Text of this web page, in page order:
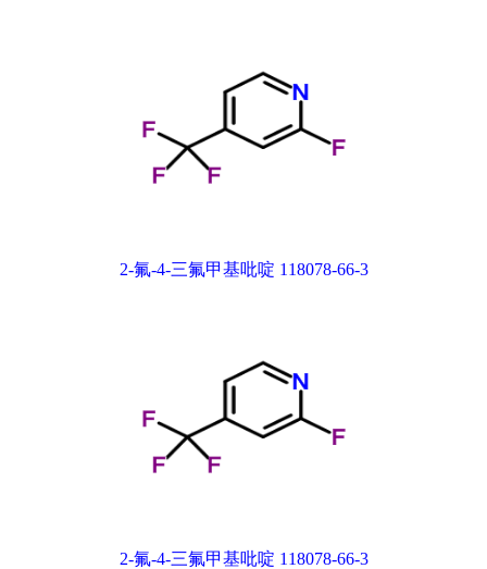
2-氟-4-三氟甲基吡啶 118078-66-3
2-氟-4-三氟甲基吡啶 118078-66-3